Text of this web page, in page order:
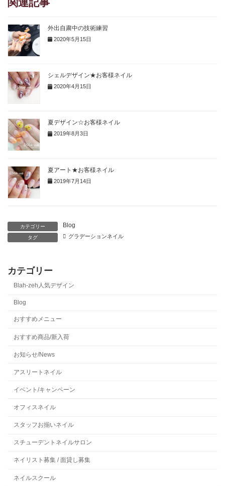
外出自粛中の技術練習
2020年5月15日
シェルデザイン★お客様ネイル
2020年4月15日
夏デザイン☆お客様ネイル
2019年8月3日
夏アート★お客様ネイル
2019年7月14日
カテゴリー Blog
タグ グラデーションネイル
カテゴリー
Blah-zeh人気デザイン
Blog
おすすめメニュー
おすすめ商品/新入荷
お知らせ/News
アスリートネイル
イベント/キャンペーン
オフィスネイル
スタッフお揃いネイル
スチューデントネイルサロン
ネイリスト募集 / 面貸し募集
ネイルスクール